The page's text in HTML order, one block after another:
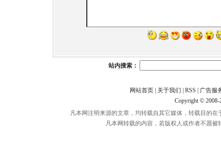
站内搜索：
网站首页| 关于我们 RSS
广告服
Copyright ©
凡本网注明来源的文章，均转载自其它媒体，转载目的
凡本网转载的内容，若版权人或作者不愿